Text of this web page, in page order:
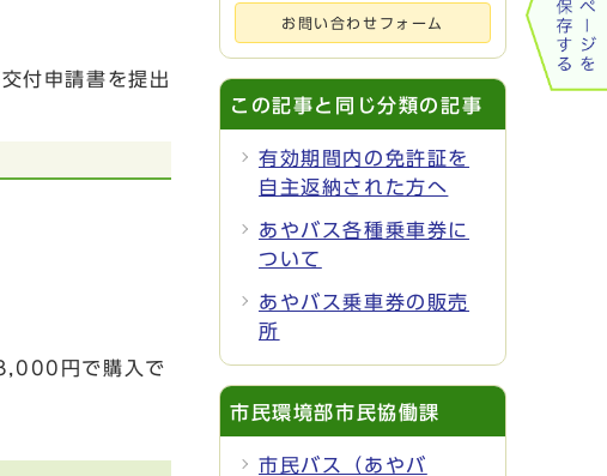
付申請書を提出
円で購入で
お問い合わせフォーム
この記事と同じ分類の記事
有効期間内の免許証を
自主返納された方へ
あやバス各種乗車券に
ついて
あやバス乗車券の販売
所
市民環境部市民協働課
市民バス（あやバ